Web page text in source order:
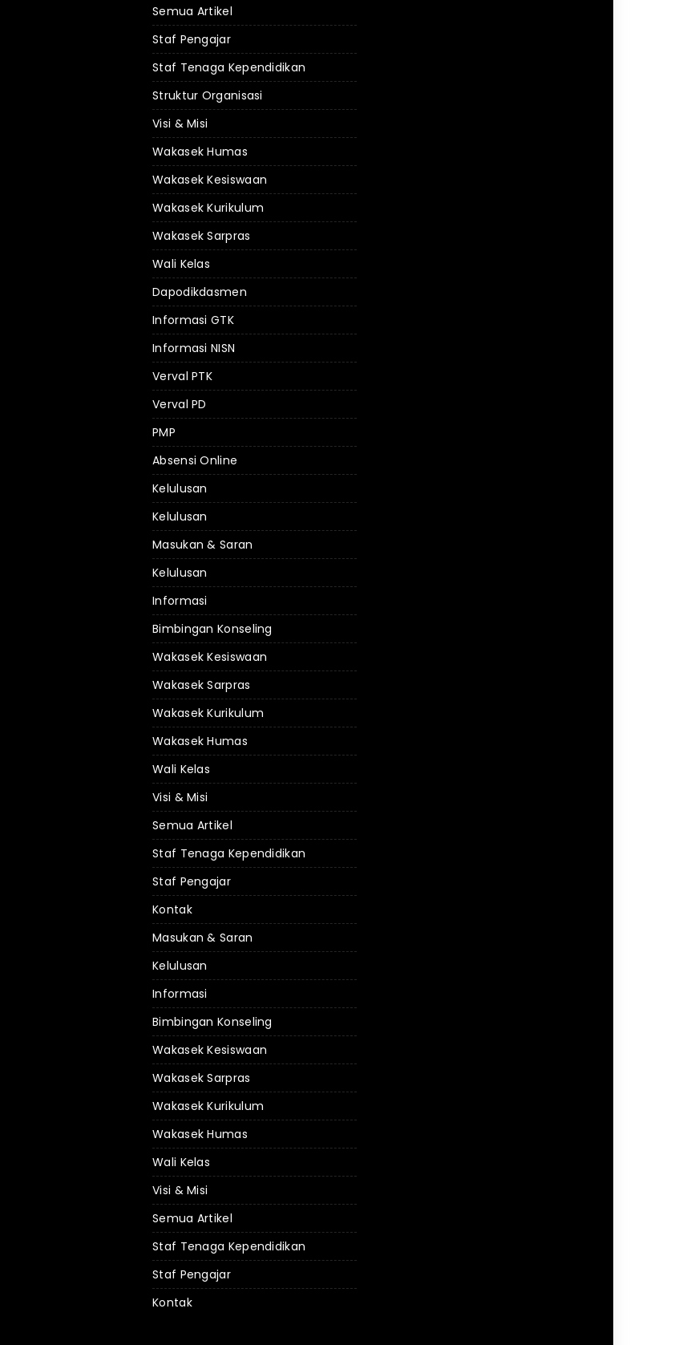
Semua Artikel
Staf Pengajar
Staf Tenaga Kependidikan
Struktur Organisasi
Visi & Misi
Wakasek Humas
Wakasek Kesiswaan
Wakasek Kurikulum
Wakasek Sarpras
Wali Kelas
Dapodikdasmen
Informasi GTK
Informasi NISN
Verval PTK
Verval PD
PMP
Absensi Online
Kelulusan
Kelulusan
Masukan & Saran
Kelulusan
Informasi
Bimbingan Konseling
Wakasek Kesiswaan
Wakasek Sarpras
Wakasek Kurikulum
Wakasek Humas
Wali Kelas
Visi & Misi
Semua Artikel
Staf Tenaga Kependidikan
Staf Pengajar
Kontak
Masukan & Saran
Kelulusan
Informasi
Bimbingan Konseling
Wakasek Kesiswaan
Wakasek Sarpras
Wakasek Kurikulum
Wakasek Humas
Wali Kelas
Visi & Misi
Semua Artikel
Staf Tenaga Kependidikan
Staf Pengajar
Kontak